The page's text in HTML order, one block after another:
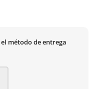
método de entrega